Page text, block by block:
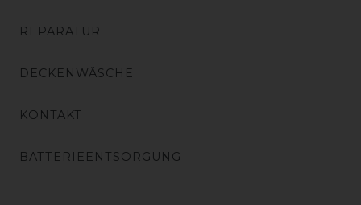
REPARATUR
DECKENWÄSCHE
KONTAKT
BATTERIEENTSORGUNG